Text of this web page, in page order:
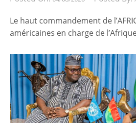
Le haut commandement de
américaines en charge de